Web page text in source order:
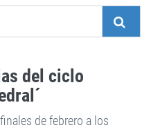
del ciclo
de febrero a los